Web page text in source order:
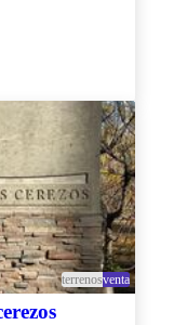
terrenosventa